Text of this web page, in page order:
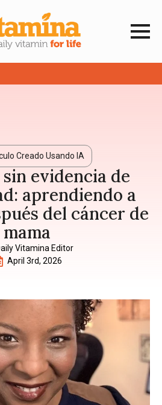
Creado Usando IA
sin evidencia de
aprendiendo a
del cáncer de
mama
Vitamina Editor
April 3rd, 2026